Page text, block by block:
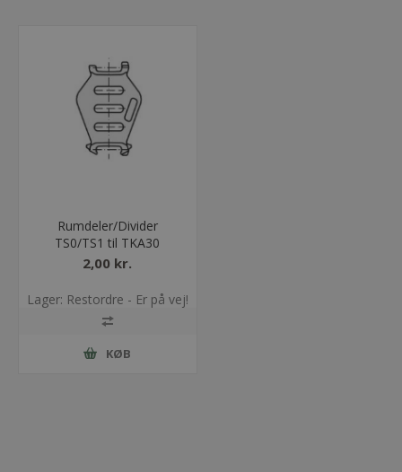
Rumdeler/Divider
TS0/TS1 til TKA30
2,00 kr.
Lager: Restordre - Er på vej!
KØB